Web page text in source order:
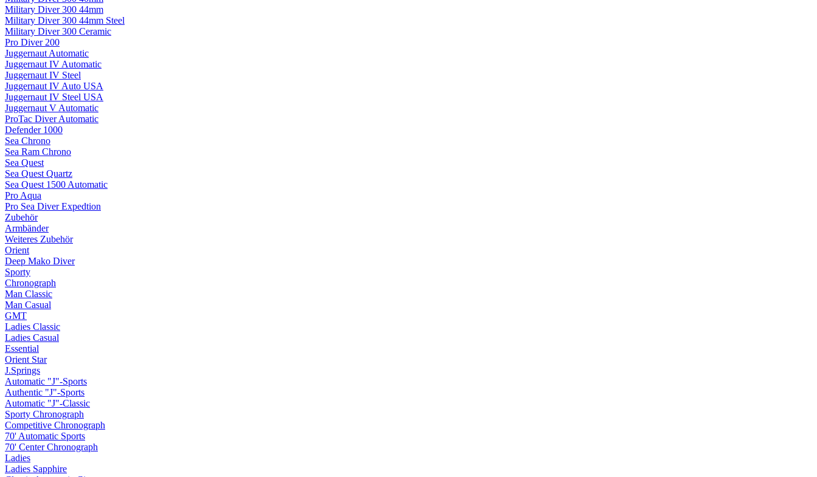
Military Diver 300 44mm
Military Diver 300 44mm Steel
Military Diver 300 Ceramic
Pro Diver 200
Juggernaut Automatic
Juggernaut IV Automatic
Juggernaut IV Steel
Juggernaut IV Auto USA
Juggernaut IV Steel USA
Juggernaut V Automatic
ProTac Diver Automatic
Defender 1000
Sea Chrono
Sea Ram Chrono
Sea Quest
Sea Quest Quartz
Sea Quest 1500 Automatic
Pro Aqua
Pro Sea Diver Expedtion
Zubehör
Armbänder
Weiteres Zubehör
Orient
Deep Mako Diver
Sporty
Chronograph
Man Classic
Man Casual
GMT
Ladies Classic
Ladies Casual
Essential
Orient Star
J.Springs
Automatic "J"-Sports
Authentic "J"-Sports
Automatic "J"-Classic
Sporty Chronograph
Competitive Chronograph
70' Automatic Sports
70' Center Chronograph
Ladies
Ladies Sapphire